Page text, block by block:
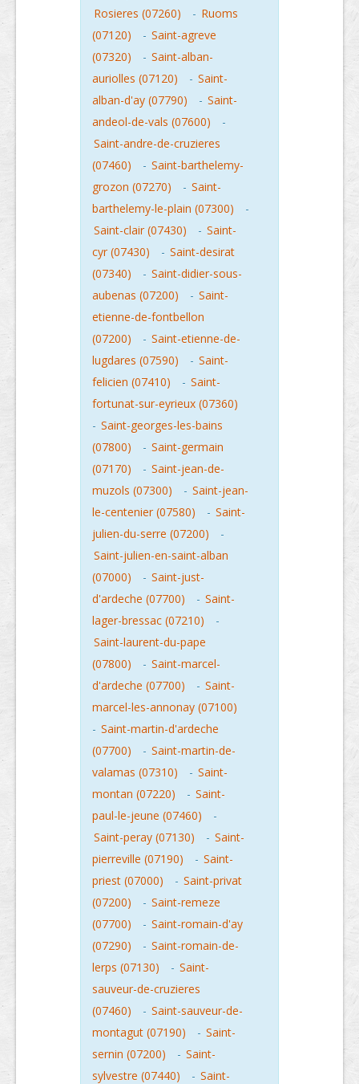
Rosieres (07260)
- Ruoms
(07120)
- Saint-agreve
(07320)
- Saint-alban-
auriolles (07120)
- Saint-
alban-d'ay (07790)
- Saint-
andeol-de-vals (07600)
-
Saint-andre-de-cruzieres
(07460)
- Saint-barthelemy-
grozon (07270)
- Saint-
barthelemy-le-plain (07300)
-
Saint-clair (07430)
- Saint-
cyr (07430)
- Saint-desirat
(07340)
- Saint-didier-sous-
aubenas (07200)
- Saint-
etienne-de-fontbellon
(07200)
- Saint-etienne-de-
lugdares (07590)
- Saint-
felicien (07410)
- Saint-
fortunat-sur-eyrieux (07360)
- Saint-georges-les-bains
(07800)
- Saint-germain
(07170)
- Saint-jean-de-
muzols (07300)
- Saint-jean-
le-centenier (07580)
- Saint-
julien-du-serre (07200)
-
Saint-julien-en-saint-alban
(07000)
- Saint-just-
d'ardeche (07700)
- Saint-
lager-bressac (07210)
-
Saint-laurent-du-pape
(07800)
- Saint-marcel-
d'ardeche (07700)
- Saint-
marcel-les-annonay (07100)
- Saint-martin-d'ardeche
(07700)
- Saint-martin-de-
valamas (07310)
- Saint-
montan (07220)
- Saint-
paul-le-jeune (07460)
-
Saint-peray (07130)
- Saint-
pierreville (07190)
- Saint-
priest (07000)
- Saint-privat
(07200)
- Saint-remeze
(07700)
- Saint-romain-d'ay
(07290)
- Saint-romain-de-
lerps (07130)
- Saint-
sauveur-de-cruzieres
(07460)
- Saint-sauveur-de-
montagut (07190)
- Saint-
sernin (07200)
- Saint-
sylvestre (07440)
- Saint-